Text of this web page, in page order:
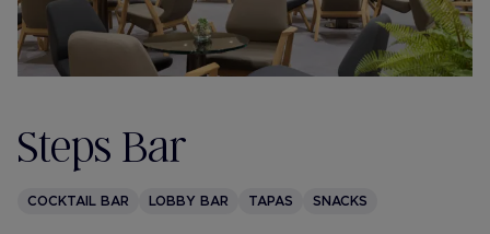
Steps Bar
COCKTAIL BAR LOBBY BAR TAPAS SNACKS